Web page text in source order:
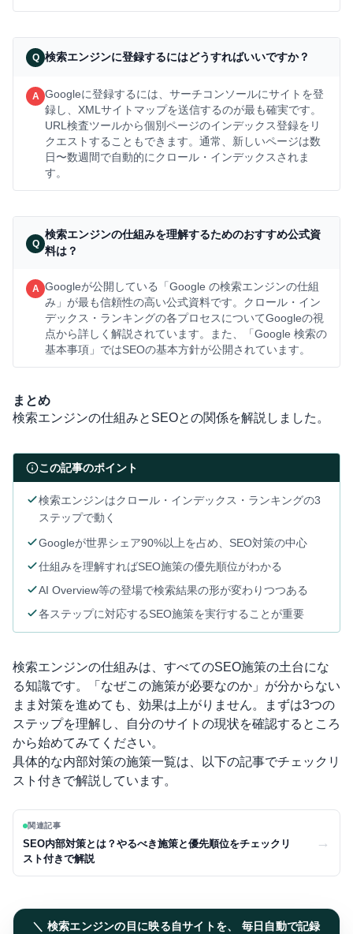
検索エンジンに登録するにはどうすればいいですか？
Googleに登録するには、サーチコンソールにサイトを登
録し、XMLサイトマップを送信するのが最も確実です。
URL検査ツールから個別ページのインデックス登録をリ
クエストすることもできます。通常、新しいページは数
日〜数週間で自動的にクロール・インデックスされま
す。
検索エンジンの仕組みを理解するためのおすすめ公式資
料は？
Googleが公開している
「Google の検索エンジンの仕組
み」 が最も信頼性の高い公式資料です。クロール・イン
デックス・ランキングの各プロセスについてGoogleの視
点から詳しく解説されています。また、
「Google 検索の
基本事項」 ではSEOの基本方針が公開されています。
まとめ
検索エンジンの仕組みとSEOとの関係を解説しました。
この記事のポイント
検索エンジンはクロール・インデックス・ランキングの3
ステップで動く
Googleが世界シェア90%以上を占め、SEO対策の中心
仕組みを理解すればSEO施策の優先順位がわかる
AI Overview等の登場で検索結果の形が変わりつつある
各ステップに対応するSEO施策を実行することが重要
検索エンジンの仕組みは、すべてのSEO施策の土台にな
る知識です。「なぜこの施策が必要なのか」が分からない
まま対策を進めても、効果は上がりません。まずは3つの
ステップを理解し、自分のサイトの現状を確認するところ
から始めてみてください。
具体的な内部対策の施策一覧は、以下の記事でチェックリ
スト付きで解説しています。
関連記事
SEO内部対策とは？やるべき施策と優先順位をチェックリ
スト付きで解説
→
＼ 検索エンジンの目に映る自サイトを、 毎日自動で記録